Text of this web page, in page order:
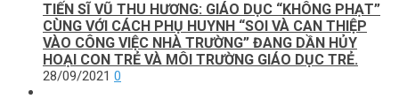
TIẾN SĨ VŨ THU HƯƠNG: GIÁO DỤC “KHÔNG PHẠT”
CÙNG VỚI CÁCH PHỤ HUYNH “SOI VÀ CAN THIỆP
VÀO CÔNG VIỆC NHÀ TRƯỜNG” ĐANG DẦN HỦY
HOẠI CON TRẺ VÀ MÔI TRƯỜNG GIÁO DỤC TRẺ.
28/09/2021 0